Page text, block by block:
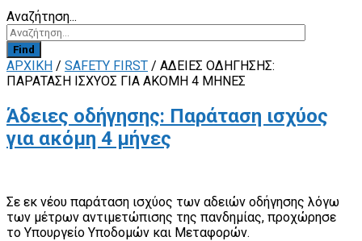
Αναζήτηση...
Find
ΑΡΧΙΚΗ / SAFETY FIRST / ΆΔΕΙΕΣ ΟΔΉΓΗΣΗΣ:
ΠΑΡΆΤΑΣΗ ΙΣΧΎΟΣ ΓΙΑ ΑΚΌΜΗ 4 ΜΉΝΕΣ
Άδειες οδήγησης: Παράταση ισχύος
για ακόμη 4 μήνες
Σε εκ νέου παράταση ισχύος των αδειών οδήγησης λόγω
των μέτρων αντιμετώπισης της πανδημίας, προχώρησε
το Υπουργείο Υποδομών και Μεταφορών.